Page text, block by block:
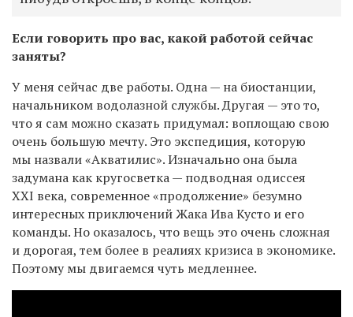
Если говорить про вас, какой работой сейчас
заняты?
У меня сейчас две работы. Одна — на биостанции,
начальником водолазной службы. Другая — это то,
что я сам можно сказать придумал: воплощаю свою
очень большую мечту. Это экспедиция, которую
мы назвали «Акватилис». Изначально она была
задумана как кругосветка — подводная одиссея
XXI века, современное «продолжение» безумно
интересных приключений Жака Ива Кусто и его
команды. Но оказалось, что вещь это очень сложная
и дорогая, тем более в реалиях кризиса в экономике.
Поэтому мы двигаемся чуть медленнее.